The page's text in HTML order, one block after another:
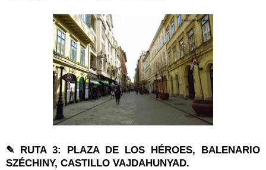
✎ RUTA 3: PLAZA DE LOS HÉROES, BALENARIO
SZÉCHINY, CASTILLO VAJDAHUNYAD.